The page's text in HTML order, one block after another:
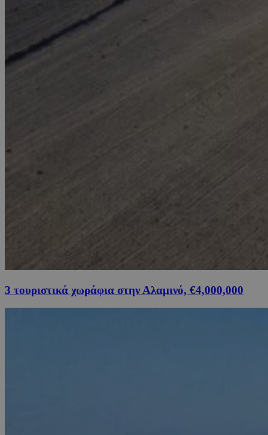
3 τουριστικά χωράφια στην Αλαμινό, €4,000,000